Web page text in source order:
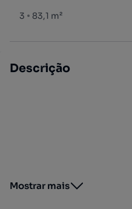
3 83,1 m²
Descrição
Mostrar mais